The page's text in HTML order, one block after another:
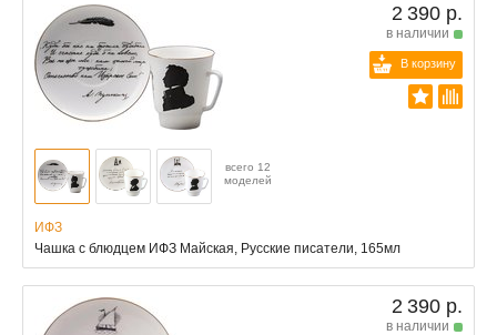
2 390 р.
в наличии
В корзину
всего 12
моделей
ИФЗ
Чашка с блюдцем ИФЗ Майская, Русские писатели, 165мл
2 390 р.
в наличии